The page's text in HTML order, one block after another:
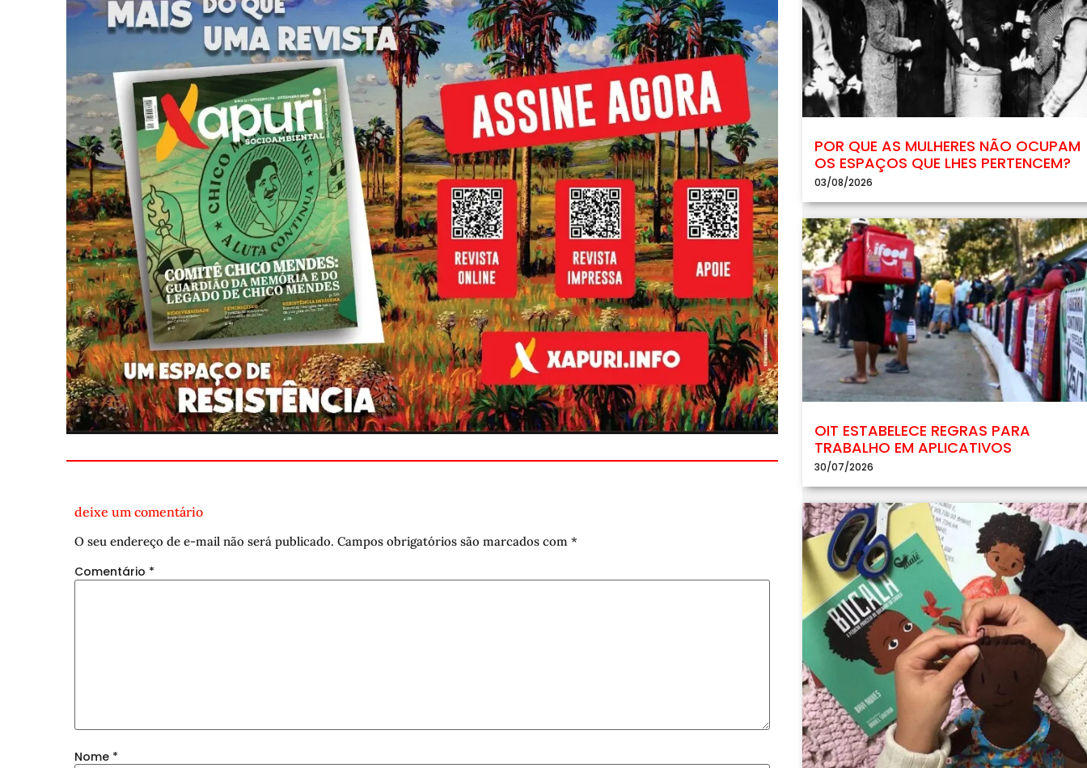
deixe um comentário
O seu endereço de e-mail não será publicado. Campos obrigatórios são marcados com *
Comentário *
Nome *
POR QUE AS MULHERES NÃO OCUPAM
OS ESPAÇOS QUE LHES PERTENCEM?
03/08/2026
OIT ESTABELECE REGRAS PARA
TRABALHO EM APLICATIVOS
30/07/2026